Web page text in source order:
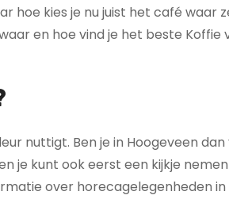
hoe kies je nu juist het café waar
en hoe vind je het beste Koffie
nuttigt. Ben je in Hoogeveen dan
je kunt ook eerst een kijkje
over horecagelegenheden in